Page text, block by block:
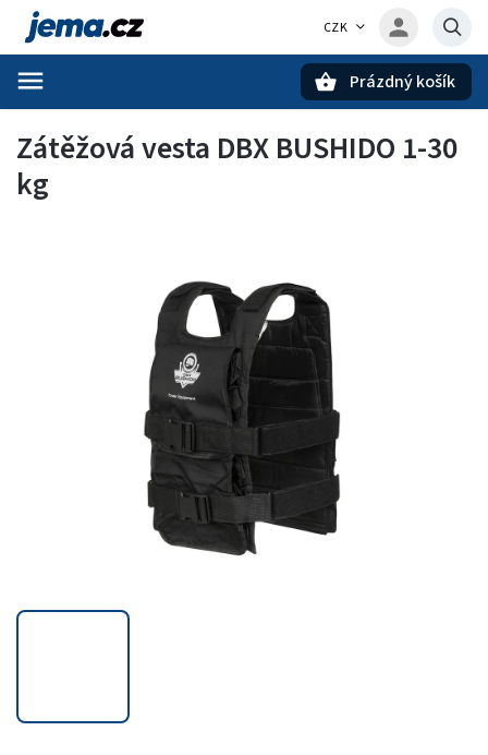
CZK
Prázdný košík
Zátěžová vesta DBX BUSHIDO 1-30
kg